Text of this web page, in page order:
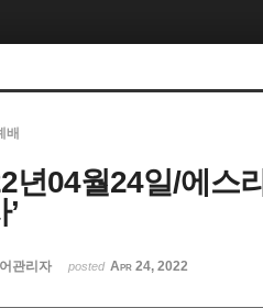
배
년04월24일/에스
관리자 posted Apr 24, 2022